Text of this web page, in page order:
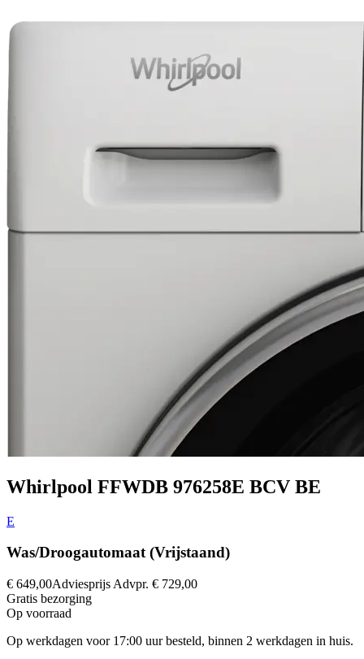
Whirlpool FFWDB 976258E BCV BE
E
Was/Droogautomaat (Vrijstaand)
€ 649,00Adviesprijs Advpr. € 729,00
Gratis bezorging
Op voorraad
Op werkdagen voor 17:00 uur besteld, binnen 2 werkdagen in huis.